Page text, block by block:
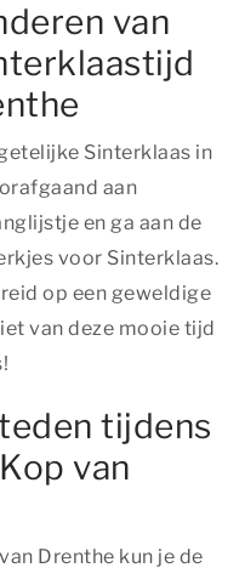
van
Sinterklaas in
aan
en ga aan de
voor Sinterklaas.
op een geweldige
van deze mooie tijd
tijdens
van
Drenthe kun je de